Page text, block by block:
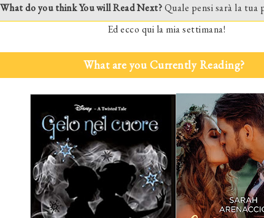
What do you think You will Read Next?Quale pensi sarà la tua
Ed ecco qui la mia settimana!
What are you Currently Reading?